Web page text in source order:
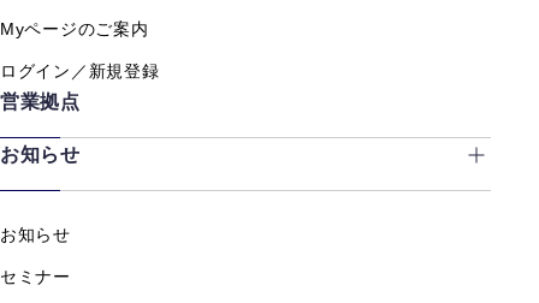
Myページのご案内
ログイン／新規登録
営業拠点
お知らせ
お知らせ
セミナー